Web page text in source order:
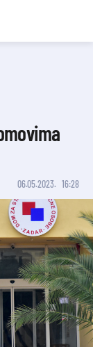
06.05.2023. 16:28